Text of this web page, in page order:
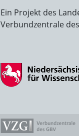
Ein Projekt des
Verbundzentrale des